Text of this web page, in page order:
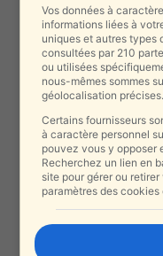
Vos données à
informations liées à
uniques et autres types
consultées par 210
ou utilisées
nous-mêmes sommes
géolocalisation précises.
Certains fournisseurs
à caractère personnel
pouvez vous y opposer
Recherchez un lien en
site pour gérer ou
paramètres des